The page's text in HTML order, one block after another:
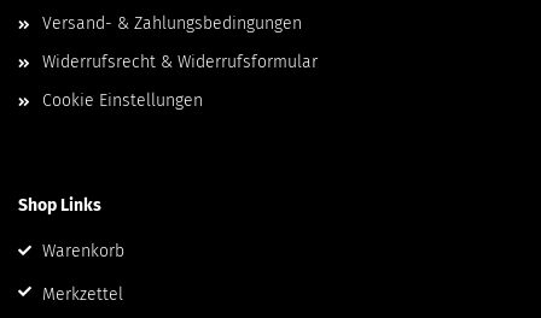
Versand- & Zahlungsbedingungen
Widerrufsrecht & Widerrufsformular
Cookie Einstellungen
Shop Links
Warenkorb
Merkzettel